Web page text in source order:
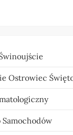
Ostrowiec